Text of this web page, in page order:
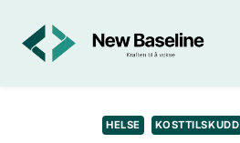
content
HELSE KOSTTILSKUDD